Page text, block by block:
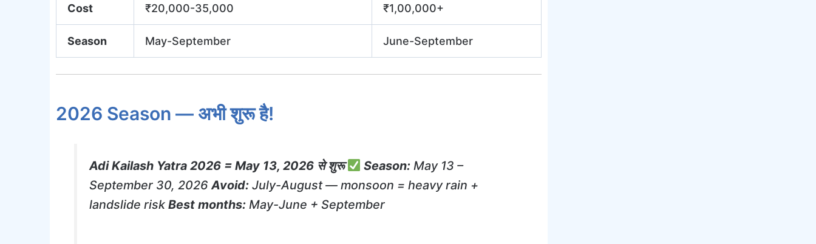
Cost ₹20,000-35,000 ₹1,00,000+
Season May-September June-September
2026 Season — अभी शुरू है!
Adi Kailash Yatra 2026 = May 13, 2026 से शुरू Season: May 13 –
September 30, 2026Avoid:July-August — monsoon = heavy rain +
landslide risk Best months:May-June + September